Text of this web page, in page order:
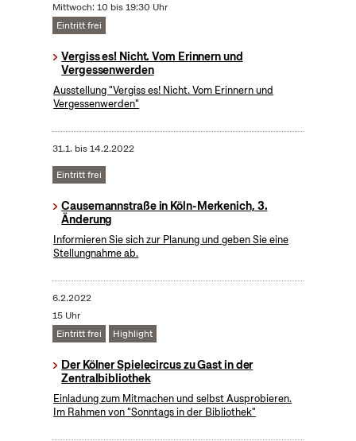
Mittwoch: 10 bis 19:30 Uhr
Eintritt frei
Vergiss es! Nicht. Vom Erinnern und
Vergessenwerden
Ausstellung "Vergiss es! Nicht. Vom Erinnern und
Vergessenwerden"
31.1. bis14.2.2022
Eintritt frei
Causemannstraße in Köln-Merkenich, 3.
Änderung
Informieren Sie sich zur Planung und geben Sie eine
Stellungnahme ab.
6.2.2022
15 Uhr
Eintritt frei
Highlight
Der Kölner Spielecircus zu Gast in der
Zentralbibliothek
Einladung zum Mitmachen und selbst Ausprobieren.
Im Rahmen von "Sonntags in der Bibliothek"